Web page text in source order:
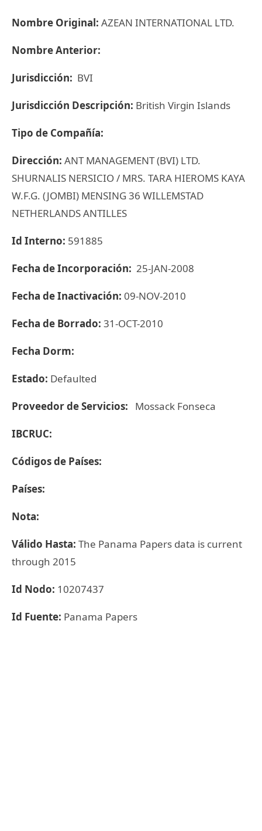
Nombre Original: AZEAN INTERNATIONAL LTD.
Nombre Anterior:
Jurisdicción: BVI
Jurisdicción Descripción: British Virgin Islands
Tipo de Compañía:
Dirección: ANT MANAGEMENT (BVI) LTD.
SHURNALIS NERSICIO / MRS. TARA HIEROMS KAYA
W.F.G. (JOMBI) MENSING 36 WILLEMSTAD
NETHERLANDS ANTILLES
Id Interno: 591885
Fecha de Incorporación: 25-JAN-2008
Fecha de Inactivación: 09-NOV-2010
Fecha de Borrado: 31-OCT-2010
Fecha Dorm:
Estado: Defaulted
Proveedor de Servicios: Mossack Fonseca
IBCRUC:
Códigos de Países:
Países:
Nota:
Válido Hasta: The Panama Papers data is current
through 2015
Id Nodo: 10207437
Id Fuente: Panama Papers